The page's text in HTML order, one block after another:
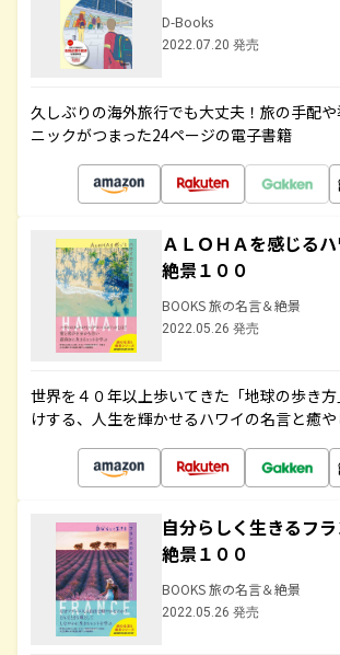
D-Books
2022.07.20 発売
久しぶりの海外旅行でも大丈夫！旅の手配
ニックがつまった24ページの電子書籍
ＡＬＯＨＡを感じる
絶景１００
BOOKS 旅の名言＆絶景
2022.05.26 発売
世界を４０年以上歩いてきた「地球の歩き
けする、人生を輝かせるハワイの名言と癒
自分らしく生きるフ
絶景１００
BOOKS 旅の名言＆絶景
2022.05.26 発売